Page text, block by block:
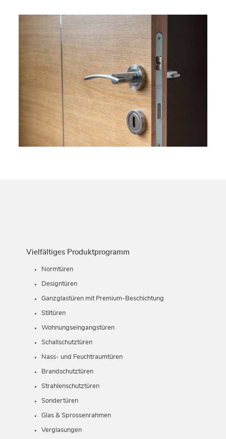
Vielfältiges Produktprogramm
Normtüren
Designtüren
Ganzglastüren mit Premium-Beschichtung
Stiltüren
Wohnungseingangstüren
Schallschutztüren
Nass- und Feuchtraumtüren
Brandschutztüren
Strahlenschutztüren
Sondertüren
Glas & Sprossenrahmen
Verglasungen